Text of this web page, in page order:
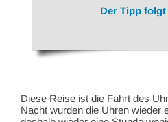
Der Tipp
Diese Reise ist die Fahrt des
Nacht wurden die Uhren wieder